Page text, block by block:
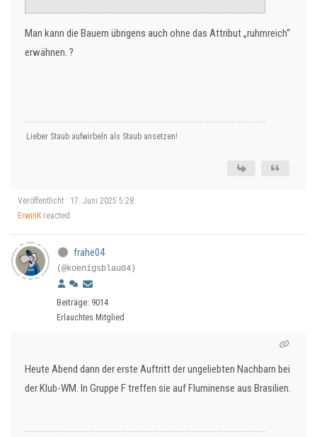
Man kann die Bauern übrigens auch ohne das Attribut „ruhmreich“
erwähnen. ?
Lieber Staub aufwirbeln als Staub ansetzen!
Veröffentlicht : 17. Juni 2025 5:28
ErwinKreacted
frahe04
(@koenigsblau04)
Beiträge: 9014
Erlauchtes Mitglied
Heute Abend dann der erste Auftritt der ungeliebten Nachbarn bei
der Klub-WM. In Gruppe F treffen sie auf Fluminense aus Brasilien.